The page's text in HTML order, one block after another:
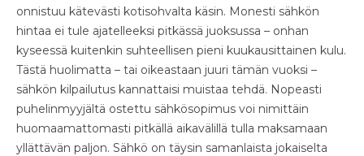
onnistuu kätevästi kotisohvalta käsin. Monesti sähkön
hintaa ei tule ajatelleeksi pitkässä juoksussa – onhan
kyseessä kuitenkin suhteellisen pieni kuukausittainen kulu.
Tästä huolimatta – tai oikeastaan juuri tämän vuoksi –
sähkön kilpailutus kannattaisi muistaa tehdä. Nopeasti
puhelinmyyjältä ostettu sähkösopimus voi nimittäin
huomaamattomasti pitkällä aikavälillä tulla maksamaan
yllättävän paljon. Sähkö on täysin samanlaista jokaiselta